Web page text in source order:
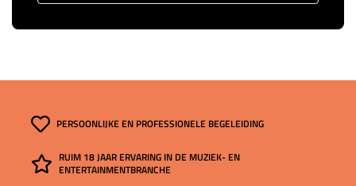
PERSOONLIJKE EN PROFESSIONELE BEGELEIDING
RUIM 18 JAAR ERVARING IN DE MUZIEK- EN
ENTERTAINMENTBRANCHE